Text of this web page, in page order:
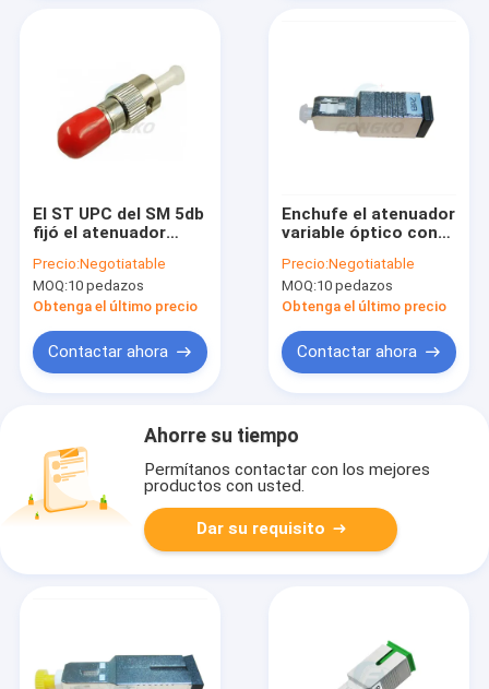
El ST UPC del SM 5db
fijó el atenuador
para Ethernet del
cajero automático
Precio:Negotiatable
MOQ:10 pedazos
Obtenga el último precio
Contactar ahora
Enchufe el atenuador
variable óptico con
funcionamiento
62.5/125 de la fibra
de SC/PC
Precio:Negotiatable
MOQ:10 pedazos
Obtenga el último precio
Contactar ahora
Ahorre su tiempo
Permítanos contactar con los mejores
productos con usted.
Dar su requisito